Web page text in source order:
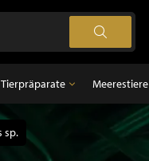
Insekten
Tierpräparate
Tierpräparate
Ausgestopfter Vogel
Meerestiere
sp.